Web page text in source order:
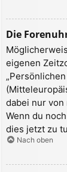
Die
eigenen
dabei nur
Wenn du
dies jetzt zu
Nach oben